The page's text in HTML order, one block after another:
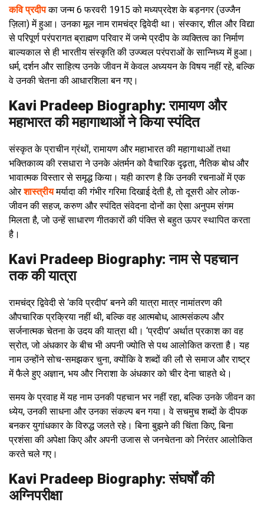
कवि प्रदीपका जन्म 6 फरवरी 1915 को मध्यप्रदेश के बड़नगर (उज्जैन
ज़िला) में हुआ। उनका मूल नाम रामचंद्र द्विवेदी था। संस्कार, शील और विद्या
से परिपूर्ण परंपरागत ब्राह्मण परिवार में जन्मे प्रदीप के व्यक्तित्व का निर्माण
बाल्यकाल से ही भारतीय संस्कृति की उज्ज्वल परंपराओं के सान्निध्य में हुआ।
धर्म, दर्शन और साहित्य उनके जीवन में केवल अध्ययन के विषय नहीं रहे, बल्कि
वे उनकी चेतना की आधारशिला बन गए।
Kavi Pradeep Biography: रामायण और
महाभारत की महागाथाओं ने किया स्पंदित
संस्कृत के प्राचीन ग्रंथों, रामायण और महाभारत की महागाथाओं तथा
भक्तिकाव्य की रसधारा ने उनके अंतर्मन को वैचारिक दृढ़ता, नैतिक बोध और
भावात्मक विस्तार से समृद्ध किया। यही कारण है कि उनकी रचनाओं में एक
ओरशास्त्रीयमर्यादा की गंभीर गरिमा दिखाई देती है, तो दूसरी ओर लोक-
जीवन की सहज, करुण और स्पंदित संवेदना दोनों का ऐसा अनुपम संगम
मिलता है, जो उन्हें साधारण गीतकारों की पंक्ति से बहुत ऊपर स्थापित करता
है।
Kavi Pradeep Biography: नाम से पहचान
तक की यात्रा
रामचंद्र द्विवेदी से ‘कवि प्रदीप’ बनने की यात्रा मात्र नामांतरण की
औपचारिक प्रक्रिया नहीं थी, बल्कि वह आत्मबोध, आत्मसंकल्प और
सर्जनात्मक चेतना के उदय की यात्रा थी। ‘प्रदीप’ अर्थात प्रकाश का वह
स्रोत, जो अंधकार के बीच भी अपनी ज्योति से पथ आलोकित करता है। यह
नाम उन्होंने सोच-समझकर चुना, क्योंकि वे शब्दों की लौ से समाज और राष्ट्र
में फैले हुए अज्ञान, भय और निराशा के अंधकार को चीर देना चाहते थे।
समय के प्रवाह में यह नाम उनकी पहचान भर नहीं रहा, बल्कि उनके जीवन का
ध्येय, उनकी साधना और उनका संकल्प बन गया। वे सचमुच शब्दों के दीपक
बनकर युगांधकार के विरुद्ध जलते रहे। बिना बुझने की चिंता किए, बिना
प्रशंसा की अपेक्षा किए और अपनी उजास से जनचेतना को निरंतर आलोकित
करते चले गए।
Kavi Pradeep Biography: संघर्षों की
अग्निपरीक्षा